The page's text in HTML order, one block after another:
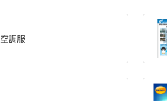
空調服